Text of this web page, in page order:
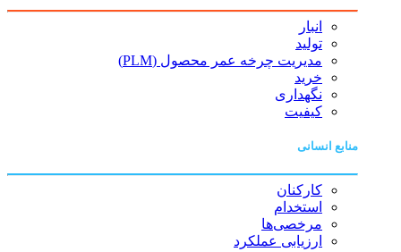
انبار
تولید
مدیریت چرخه عمر محصول (PLM)
خرید
نگهداری
کیفیت
منابع انسانی
کارکنان
استخدام
مرخصی‌ها
ارزیابی عملکرد